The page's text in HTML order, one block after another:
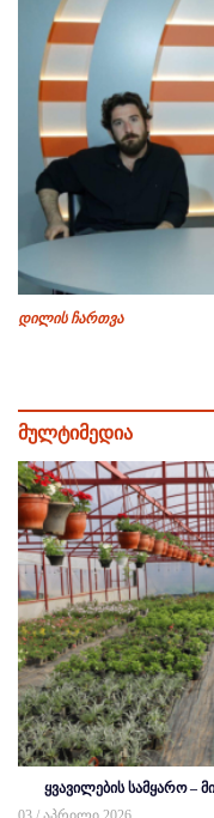
დილის ჩართვა
მულტიმედია
ყვავილების სამყარო –